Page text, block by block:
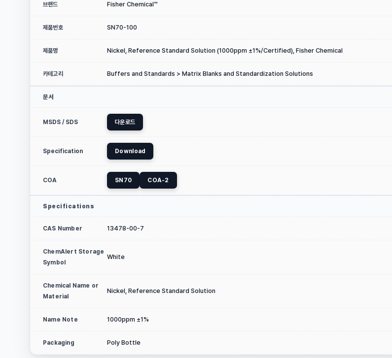
브랜드 Fisher Chemical™
제품번호 SN70-100
제품명 Nickel, Reference Standard Solution (1000ppm ±1%/Certified), Fisher Chemical
카테고리 Buffers and Standards > Matrix Blanks and Standardization Solutions
문서
MSDS / SDS 다운로드
Specification Download
COA SN70 COA-2
Specifications
CAS Number 13478-00-7
ChemAlert Storage
Symbol
White
Chemical Name or
Material
Nickel, Reference Standard Solution
Name Note 1000ppm ±1%
Packaging Poly Bottle